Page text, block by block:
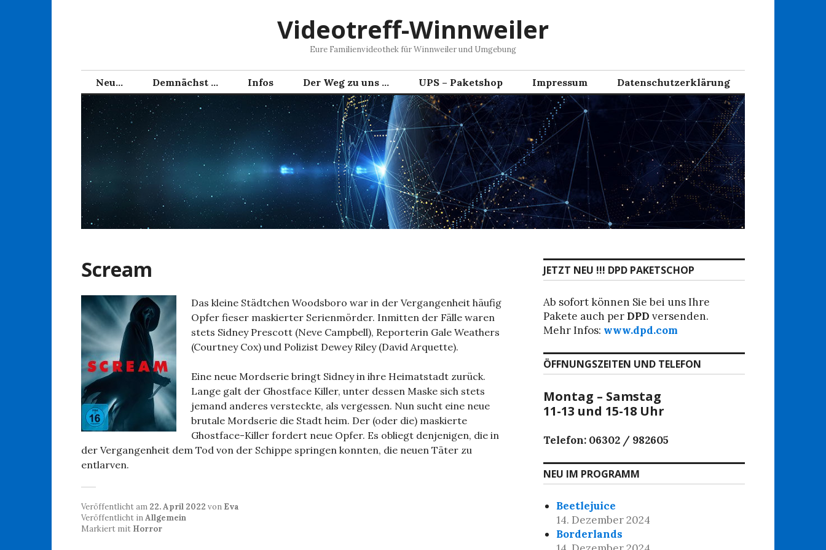
Videotreff-Winnweiler
Eure Familienvideothek für Winnweiler und Umgebung
Neu… Demnächst … Infos Der Weg zu uns … UPS – Paketshop Impressum Datenschutzerklärung
Scream
Das kleine Städtchen Woodsboro war in der Vergangenheit häufig
Opfer fieser maskierter Serienmörder. Inmitten der Fälle waren
stets Sidney Prescott (Neve Campbell), Reporterin Gale Weathers
(Courtney Cox) und Polizist Dewey Riley (David Arquette).
Eine neue Mordserie bringt Sidney in ihre Heimatstadt zurück.
Lange galt der Ghostface Killer, unter dessen Maske sich stets
jemand anderes versteckte, als vergessen. Nun sucht eine neue
brutale Mordserie die Stadt heim. Der (oder die) maskierte
Ghostface-Killer fordert neue Opfer. Es obliegt denjenigen, die in
der Vergangenheit dem Tod von der Schippe springen konnten, die neuen Täter zu
entlarven.
Veröffentlicht am 22. April 2022 von Eva
Veröffentlicht inAllgemein
Markiert mit Horror
JETZT NEU !!! DPD PAKETSCHOP
Ab sofort können Sie bei uns Ihre
Pakete auch per DPD versenden.
Mehr Infos: www.dpd.com
ÖFFNUNGSZEITEN UND TELEFON
Montag – Samstag
11-13 und 15-18 Uhr
Telefon: 06302 / 982605
NEU IM PROGRAMM
Beetlejuice
14. Dezember 2024
Borderlands